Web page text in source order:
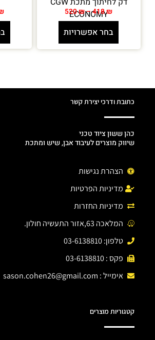
ECONOMY
418₪
–
520₪
בחר אפשרויות
כתובת ודרכי יצירת קשר
כהן ששון ציוד טכני
שיווק מוצרים לעיבוד אבן, שיש ומתכת
הצהרת נגישות
מדיניות הפרטיות
מדיניות החזרות
המלאכה 63,אזור התעשיה חולון.
טלפון: 03-6138810
פקס : 03-6138810
אימייל : sason.cohen26@gmail.com
קטגוריות מוצרים